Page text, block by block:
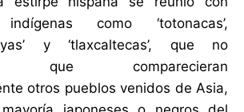
indígenas como ‘totonacas’,
y ‘tlaxcaltecas’, que no
que comparecieran
otros pueblos venidos de Asia,